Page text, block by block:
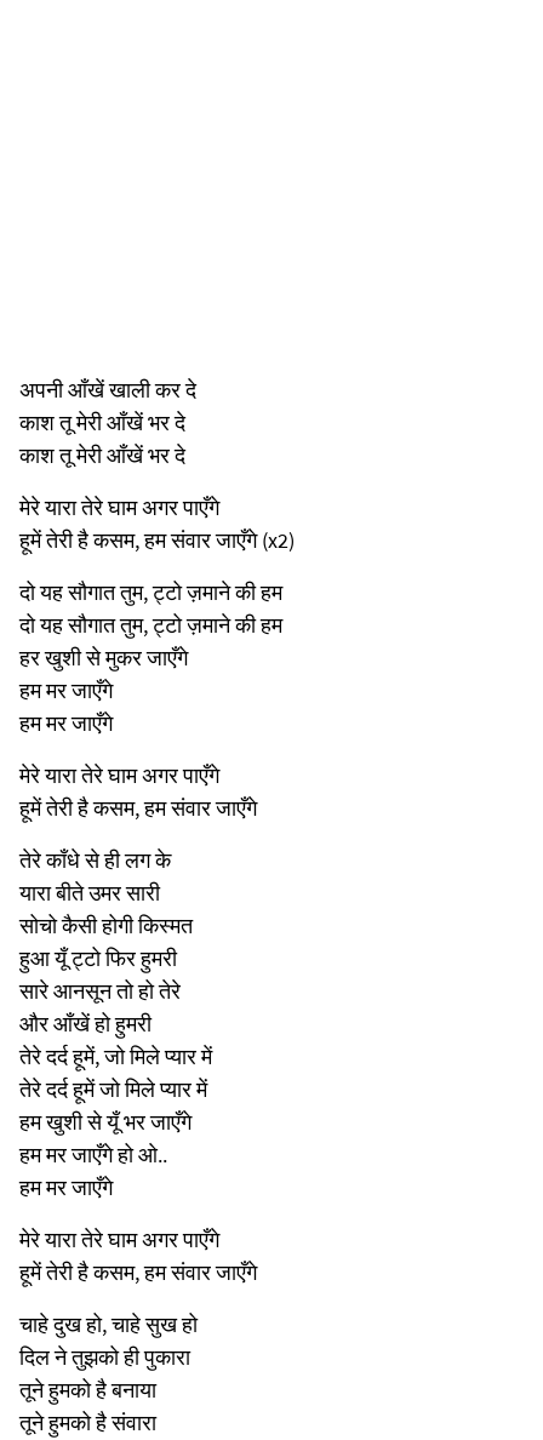
अपनी आँखें खाली कर दे
काश तू मेरी आँखें भर दे
काश तू मेरी आँखें भर दे
मेरे यारा तेरे घाम अगर पाएँगे
हूमें तेरी है कसम, हम संवार जाएँगे (x2)
दो यह सौगात तुम, ट्टो ज़माने की हम
दो यह सौगात तुम, ट्टो ज़माने की हम
हर खुशी से मुकर जाएँगे
हम मर जाएँगे
हम मर जाएँगे
मेरे यारा तेरे घाम अगर पाएँगे
हूमें तेरी है कसम, हम संवार जाएँगे
तेरे काँधे से ही लग के
यारा बीते उमर सारी
सोचो कैसी होगी किस्मत
हुआ यूँ ट्टो फिर हुमरी
सारे आनसून तो हो तेरे
और आँखें हो हुमरी
तेरे दर्द हूमें, जो मिले प्यार में
तेरे दर्द हूमें जो मिले प्यार में
हम खुशी से यूँ भर जाएँगे
हम मर जाएँगे हो ओ..
हम मर जाएँगे
मेरे यारा तेरे घाम अगर पाएँगे
हूमें तेरी है कसम, हम संवार जाएँगे
चाहे दुख हो, चाहे सुख हो
दिल ने तुझको ही पुकारा
तूने हुमको है बनाया
तूने हुमको है संवारा